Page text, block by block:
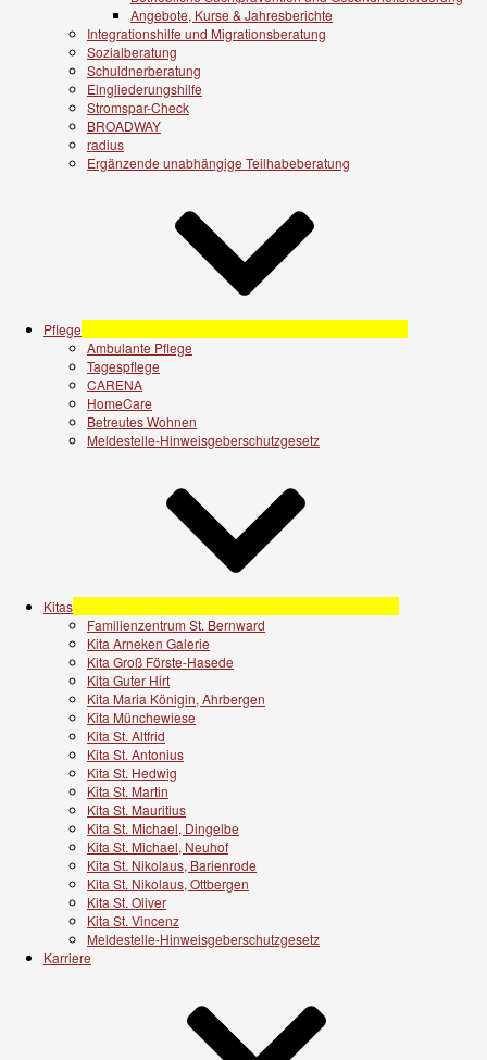
Angebote, Kurse & Jahresberichte
Integrationshilfe und Migrationsberatung
Sozialberatung
Schuldnerberatung
Eingliederungshilfe
Stromspar-Check
BROADWAY
radius
Ergänzende unabhängige Teilhabeberatung
Pflege
Ambulante Pflege
Tagespflege
CARENA
HomeCare
Betreutes Wohnen
Meldestelle-Hinweisgeberschutzgesetz
Kitas
Familienzentrum St. Bernward
Kita Arneken Galerie
Kita Groß Förste-Hasede
Kita Guter Hirt
Kita Maria Königin, Ahrbergen
Kita Münchewiese
Kita St. Altfrid
Kita St. Antonius
Kita St. Hedwig
Kita St. Martin
Kita St. Mauritius
Kita St. Michael, Dingelbe
Kita St. Michael, Neuhof
Kita St. Nikolaus, Barienrode
Kita St. Nikolaus, Ottbergen
Kita St. Oliver
Kita St. Vincenz
Meldestelle-Hinweisgeberschutzgesetz
Karriere